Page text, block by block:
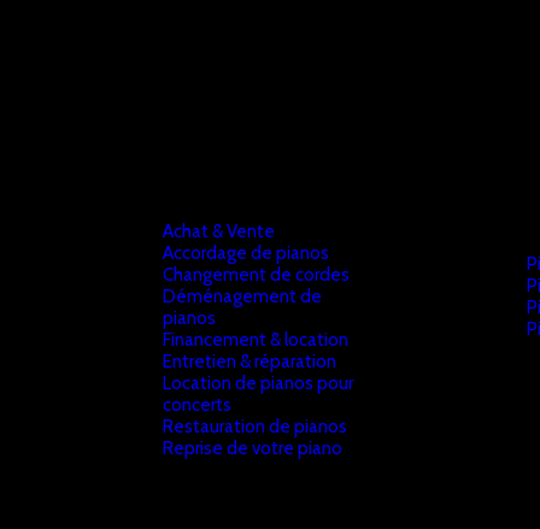
Achat & Vente
Accordage de pianos
Changement de cordes
Déménagement de
pianos
Financement & location
Entretien & réparation
Location de pianos pour
concerts
Restauration de pianos
Reprise de votre piano